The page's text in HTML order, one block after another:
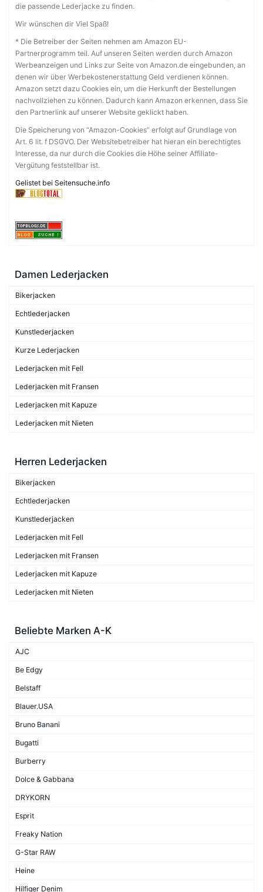
die passende Lederjacke zu finden.
Wir wünschen dir Viel Spaß!
* Die Betreiber der Seiten nehmen am Amazon EU-
Partnerprogramm teil. Auf unseren Seiten werden durch Amazon
Werbeanzeigen und Links zur Seite von Amazon.de eingebunden, an
denen wir über Werbekostenerstattung Geld verdienen können.
Amazon setzt dazu Cookies ein, um die Herkunft der Bestellungen
nachvollziehen zu können. Dadurch kann Amazon erkennen, dass Sie
den Partnerlink auf unserer Website geklickt haben.
Die Speicherung von “Amazon-Cookies” erfolgt auf Grundlage von
Art. 6 lit. f DSGVO. Der Websitebetreiber hat hieran ein berechtigtes
Interesse, da nur durch die Cookies die Höhe seiner Affiliate-
Vergütung feststellbar ist.
Gelistet bei Seitensuche.info
Damen Lederjacken
Bikerjacken
Echtlederjacken
Kunstlederjacken
Kurze Lederjacken
Lederjacken mit Fell
Lederjacken mit Fransen
Lederjacken mit Kapuze
Lederjacken mit Nieten
Herren Lederjacken
Bikerjacken
Echtlederjacken
Kunstlederjacken
Lederjacken mit Fell
Lederjacken mit Fransen
Lederjacken mit Kapuze
Lederjacken mit Nieten
Beliebte Marken A-K
AJC
Be Edgy
Belstaff
Blauer.USA
Bruno Banani
Bugatti
Burberry
Dolce & Gabbana
DRYKORN
Esprit
Freaky Nation
G-Star RAW
Heine
Hilfiger Denim